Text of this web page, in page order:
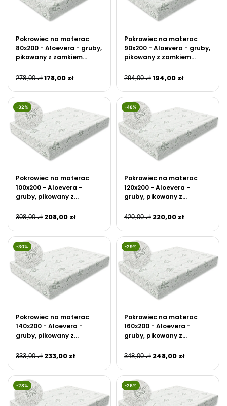
Pokrowiec na materac
80x200 - Aloevera - gruby,
pikowany z zamkiem
278,00zł 178,00 zł
Pokrowiec na materac
90x200 - Aloevera - gruby,
pikowany z zamkiem
294,00zł 194,00 zł
-32%
Pokrowiec na materac
100x200 - Aloevera -
gruby, pikowany z
308,00zł 208,00 zł
-48%
Pokrowiec na materac
120x200 - Aloevera -
gruby, pikowany z
420,00zł 220,00 zł
-30%
Pokrowiec na materac
140x200 - Aloevera -
gruby, pikowany z
333,00zł 233,00 zł
-29%
Pokrowiec na materac
160x200 - Aloevera -
gruby, pikowany z
348,00zł 248,00 zł
-28% -26%